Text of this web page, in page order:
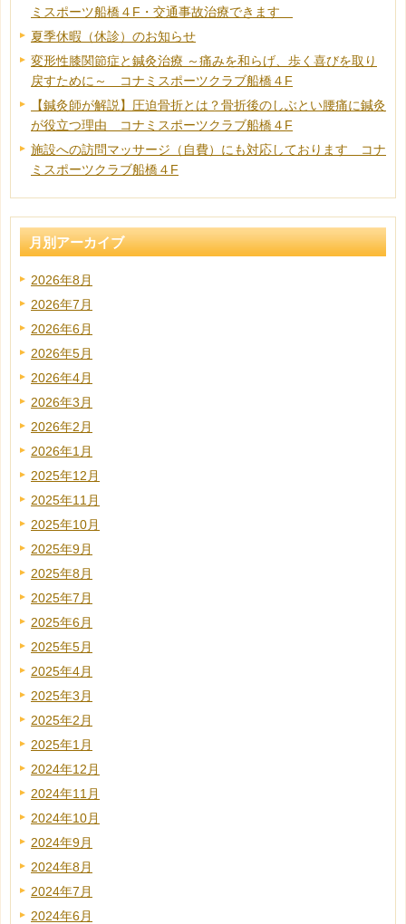
ミスポーツ船橋４F・交通事故治療できます
夏季休暇（休診）のお知らせ
変形性膝関節症と鍼灸治療 ～痛みを和らげ、歩く喜びを取り
戻すために～ コナミスポーツクラブ船橋４F
【鍼灸師が解説】圧迫骨折とは？骨折後のしぶとい腰痛に鍼灸
が役立つ理由 コナミスポーツクラブ船橋４F
施設への訪問マッサージ（自費）にも対応しております コナ
ミスポーツクラブ船橋４F
月別アーカイブ
2026年8月
2026年7月
2026年6月
2026年5月
2026年4月
2026年3月
2026年2月
2026年1月
2025年12月
2025年11月
2025年10月
2025年9月
2025年8月
2025年7月
2025年6月
2025年5月
2025年4月
2025年3月
2025年2月
2025年1月
2024年12月
2024年11月
2024年10月
2024年9月
2024年8月
2024年7月
2024年6月